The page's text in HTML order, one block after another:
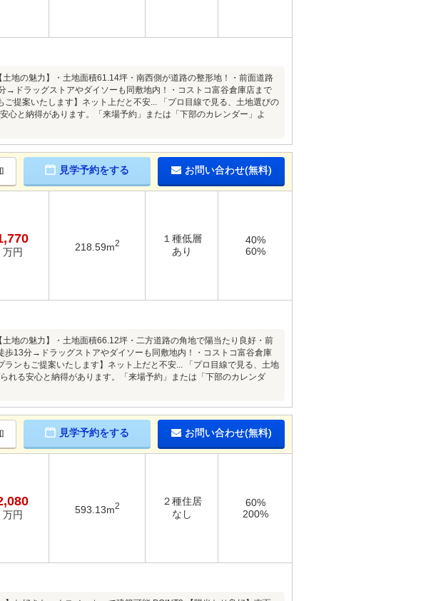
地の魅力】・土地面積61.14坪・南西側が道路の整形地！・前面道路
→ドラッグストアやダイソーも同敷地内！・コストコ富谷倉庫店まで
提案いたします】ネット上だと不安... 「プロ目線で見る、土地選びの
心と納得があります。「来場予約」または「下部のカレンダー」よ
見学予約をする お問い合わせ(無料)
万円 218.59m2
１種低層
あり
40%
60%
地の魅力】・土地面積66.12坪・二方道路の角地で陽当たり良好・前
13分→ドラッグストアやダイソーも同敷地内！・コストコ富谷倉庫
ンもご提案いたします】ネット上だと不安... 「プロ目線で見る、土地
れる安心と納得があります。「来場予約」または「下部のカレンダ
見学予約をする お問い合わせ(無料)
万円 593.13m2
２種住居
なし
60%
200%